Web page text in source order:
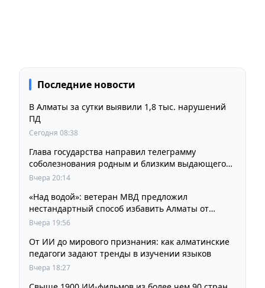
Последние новости
В Алматы за сутки выявили 1,8 тыс. нарушений
ПД
Сегодня 08:38
Глава государства направил телеграмму
соболезнования родным и близким выдающегося
кинорежиссера Ардака Амиркулова
Вчера 20:14
«Над водой»: ветеран МВД предложил
нестандартный способ избавить Алматы от
пробок и смога
Вчера 19:56
От ИИ до мирового признания: как алматинские
педагоги задают тренды в изучении языков
Вчера 18:27